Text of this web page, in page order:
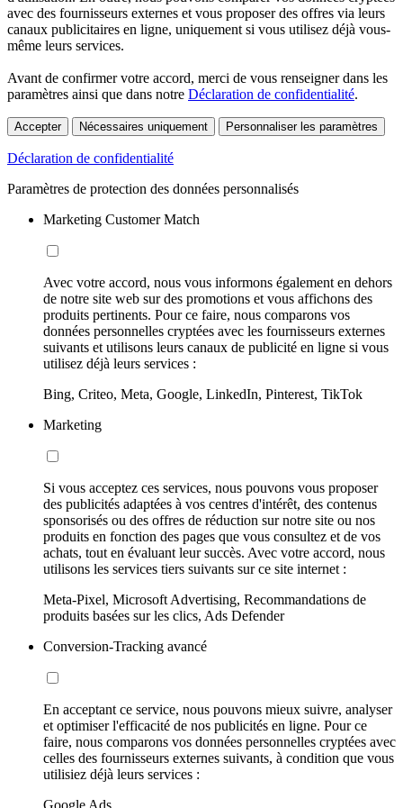
avec des fournisseurs externes et vous proposer des offres via leurs
canaux publicitaires en ligne, uniquement si vous utilisez déjà vous-
même leurs services.
Avant de confirmer votre accord, merci de vous renseigner dans les
paramètres ainsi que dans notre Déclaration de confidentialité.
Accepter Nécessaires uniquement Personnaliser les paramètres
Déclaration de confidentialité
Paramètres de protection des données personnalisés
Marketing Customer Match
Avec votre accord, nous vous informons également en dehors
de notre site web sur des promotions et vous affichons des
produits pertinents. Pour ce faire, nous comparons vos
données personnelles cryptées avec les fournisseurs externes
suivants et utilisons leurs canaux de publicité en ligne si vous
utilisez déjà leurs services :
Bing, Criteo, Meta, Google, LinkedIn, Pinterest, TikTok
Marketing
Si vous acceptez ces services, nous pouvons vous proposer
des publicités adaptées à vos centres d'intérêt, des contenus
sponsorisés ou des offres de réduction sur notre site ou nos
produits en fonction des pages que vous consultez et de vos
achats, tout en évaluant leur succès. Avec votre accord, nous
utilisons les services tiers suivants sur ce site internet :
Meta-Pixel, Microsoft Advertising, Recommandations de
produits basées sur les clics, Ads Defender
Conversion-Tracking avancé
En acceptant ce service, nous pouvons mieux suivre, analyser
et optimiser l'efficacité de nos publicités en ligne. Pour ce
faire, nous comparons vos données personnelles cryptées avec
celles des fournisseurs externes suivants, à condition que vous
utilisiez déjà leurs services :
Google Ads